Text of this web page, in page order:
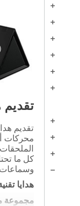
تقديم
تقديم
كل ما
وسماعات
هدايا
مجموعة